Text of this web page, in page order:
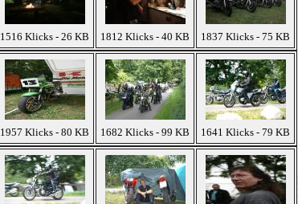
1516 Klicks - 26 KB 1812 Klicks - 40 KB 1837 Klicks - 75 KB
1957 Klicks - 80 KB 1682 Klicks - 99 KB 1641 Klicks - 79 KB